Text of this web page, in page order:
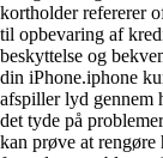
kortholder refererer
til opbevaring af
beskyttelse og
din iPhone.iphone
afspiller lyd gennem
det tyde på
kan prøve at